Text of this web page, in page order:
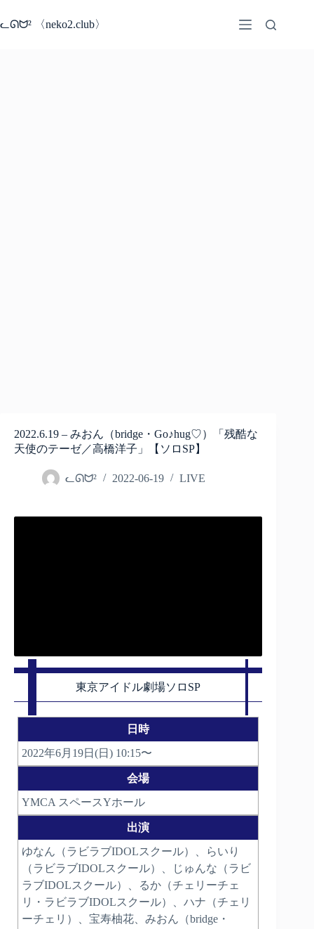
ン
ᓚᘏᗢ² 〈neko2.club〉
2022.6.19 – みおん（bridge・Go♪hug♡）「残酷な
天使のテーゼ／高橋洋子」【ソロSP】
ᓚᘏᗢ² 2022-06-19 LIVE
東京アイドル劇場ソロSP
日時
2022年6月19日(日) 10:15〜
会場
YMCA スペースYホール
出演
ゆなん（ラビラブIDOLスクール）、らいり
（ラビラブIDOLスクール）、じゅんな（ラビ
ラブIDOLスクール）、るか（チェリーチェ
リ・ラビラブIDOLスクール）、ハナ（チェリ
ーチェリ）、宝寿柚花、みおん（bridge・